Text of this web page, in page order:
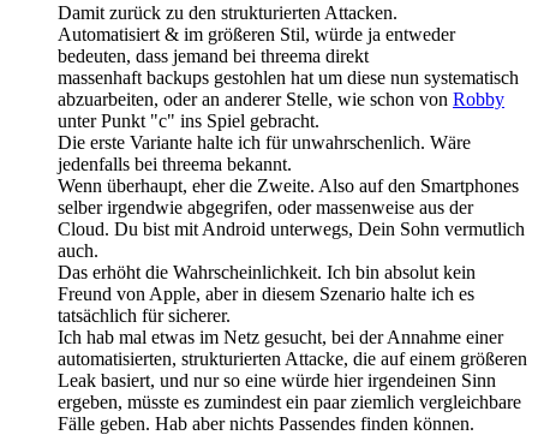
Damit zurück zu den strukturierten Attacken.
Automatisiert & im größeren Stil, würde ja entweder
bedeuten, dass jemand bei threema direkt
massenhaft backups gestohlen hat um diese nun systematisch
abzuarbeiten, oder an anderer Stelle, wie schon von Robby
unter Punkt "c" ins Spiel gebracht.
Die erste Variante halte ich für unwahrschenlich. Wäre
jedenfalls bei threema bekannt.
Wenn überhaupt, eher die Zweite. Also auf den Smartphones
selber irgendwie abgegrifen, oder massenweise aus der
Cloud. Du bist mit Android unterwegs, Dein Sohn vermutlich
auch.
Das erhöht die Wahrscheinlichkeit. Ich bin absolut kein
Freund von Apple, aber in diesem Szenario halte ich es
tatsächlich für sicherer.
Ich hab mal etwas im Netz gesucht, bei der Annahme einer
automatisierten, strukturierten Attacke, die auf einem größeren
Leak basiert, und nur so eine würde hier irgendeinen Sinn
ergeben, müsste es zumindest ein paar ziemlich vergleichbare
Fälle geben. Hab aber nichts Passendes finden können.